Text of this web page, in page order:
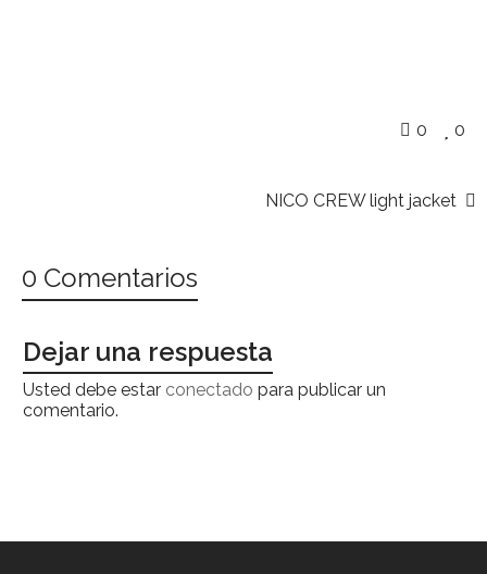
0
0
NICO CREW light jacket
0 Comentarios
Dejar una respuesta
Usted debe estar conectado para publicar un
comentario.